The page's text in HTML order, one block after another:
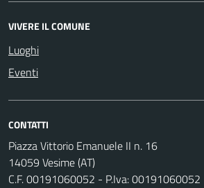
VIVERE IL COMUNE
Luoghi
Eventi
CONTATTI
Piazza Vittorio Emanuele II n. 16
14059 Vesime (AT)
C.F. 00191060052 - P.Iva: 00191060052